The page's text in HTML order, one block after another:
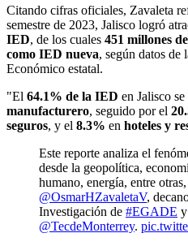
Citando cifras oficiales, Zavaleta
semestre de 2023, Jalisco logró
IED, de los cuales 451 millones
como IED nueva, según datos de
Económico estatal.
"El 64.1% de la IED en Jalisco
manufacturero, seguido por el
seguros, y el 8.3% en hoteles y
Este reporte analiza el
desde la geopolítica,
humano, energía, entre
@OsmarHZavaletaV,
Investigación de #EGADE
@TecdeMonterrey.